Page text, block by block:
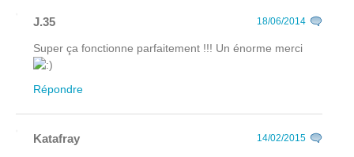
J.35 18/06/2014
Super ça fonctionne parfaitement !!! Un énorme merci
Répondre
Katafray 14/02/2015